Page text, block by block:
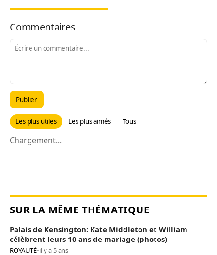
Commentaires
Publier
Les plus utiles Les plus aimés Tous
Chargement...
SUR LA MÊME THÉMATIQUE
Palais de Kensington: Kate Middleton et William
célèbrent leurs 10 ans de mariage (photos)
ROYAUTÉ•il y a 5 ans